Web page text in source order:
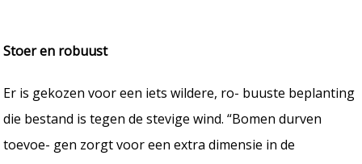
Stoer en robuust
Er is gekozen voor een iets wildere, ro- buuste beplanting
die bestand is tegen de stevige wind. “Bomen durven
toevoe- gen zorgt voor een extra dimensie in de